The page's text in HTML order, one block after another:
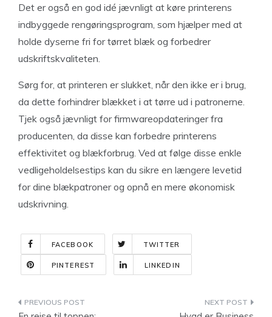
Det er også en god idé jævnligt at køre printerens
indbyggede rengøringsprogram, som hjælper med at
holde dyserne fri for tørret blæk og forbedrer
udskriftskvaliteten.
Sørg for, at printeren er slukket, når den ikke er i brug,
da dette forhindrer blækket i at tørre ud i patronerne.
Tjek også jævnligt for firmwareopdateringer fra
producenten, da disse kan forbedre printerens
effektivitet og blækforbrug. Ved at følge disse enkle
vedligeholdelsestips kan du sikre en længere levetid
for dine blækpatroner og opnå en mere økonomisk
udskrivning.
FACEBOOK TWITTER
PINTEREST LINKEDIN
Indlægsnavigation